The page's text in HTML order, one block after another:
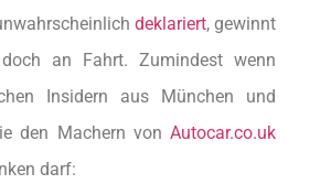
deklariert, gewinnt
doch an Fahrt. Zumindest wenn
Insidern aus München und
den Machern von Autocar.co.uk
darf: